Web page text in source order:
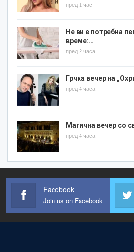
пред 1 час
Не ви е потребна
време:…
пред 2 часа
Грчка вечер на
пред 4 часа
Магична вечер со
пред 4 часа
Facebook
Join us on Facebook